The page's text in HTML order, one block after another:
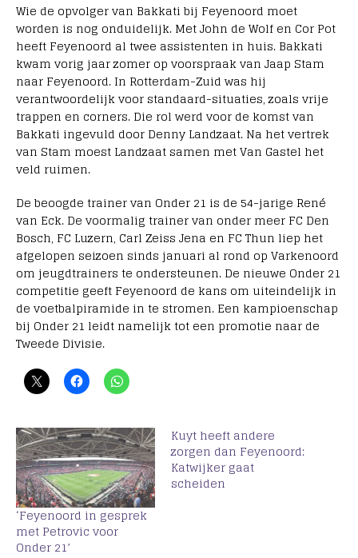
Wie de opvolger van Bakkati bij Feyenoord moet
worden is nog onduidelijk. Met John de Wolf en Cor Pot
heeft Feyenoord al twee assistenten in huis. Bakkati
kwam vorig jaar zomer op voorspraak van Jaap Stam
naar Feyenoord. In Rotterdam-Zuid was hij
verantwoordelijk voor standaard-situaties, zoals vrije
trappen en corners. Die rol werd voor de komst van
Bakkati ingevuld door Denny Landzaat. Na het vertrek
van Stam moest Landzaat samen met Van Gastel het
veld ruimen.
De beoogde trainer van Onder 21 is de 54-jarige René
van Eck. De voormalig trainer van onder meer FC Den
Bosch, FC Luzern, Carl Zeiss Jena en FC Thun liep het
afgelopen seizoen sinds januari al rond op Varkenoord
om jeugdtrainers te ondersteunen. De nieuwe Onder 21
competitie geeft Feyenoord de kans om uiteindelijk in
de voetbalpiramide in te stromen. Een kampioenschap
bij Onder 21 leidt namelijk tot een promotie naar de
Tweede Divisie.
‘Feyenoord in gesprek
met Petrovic voor
Onder 21’
Kuyt heeft andere
zorgen dan Feyenoord:
Katwijker gaat
scheiden